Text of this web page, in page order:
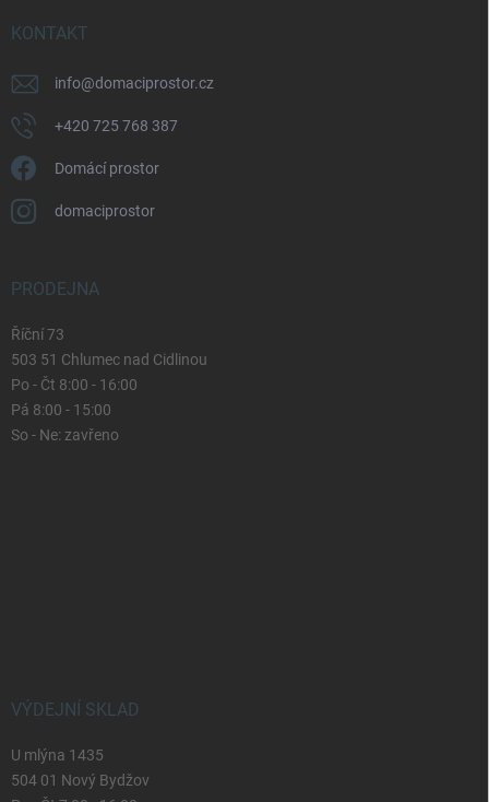
KONTAKT
info@domaciprostor.cz
+420 725 768 387
Domácí prostor
domaciprostor
PRODEJNA
Říční 73
503 51 Chlumec nad Cidlinou
Po - Čt 8:00 - 16:00
Pá 8:00 - 15:00
So - Ne: zavřeno
VÝDEJNÍ SKLAD
U mlýna 1435
504 01 Nový Bydžov